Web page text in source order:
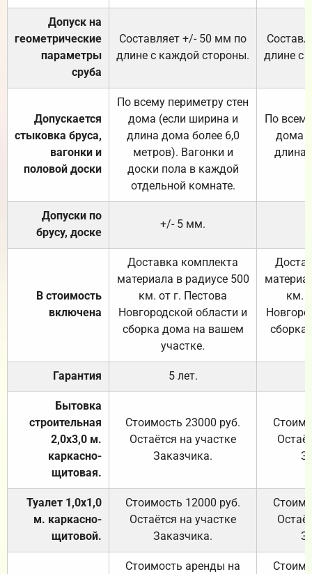
Допуск на
геометрические
параметры
сруба
Составляет +/- 50 мм по
длине с каждой стороны.
длине с
Допускается
стыковка бруса,
вагонки и
половой доски
По всему периметру стен
дома (если ширина и
длина дома более 6,0
метров). Вагонки и
доски пола в каждой
отдельной комнате.
По
дома
длина
Допуски по
брусу, доске
+/- 5 мм.
В стоимость
включена
Доставка комплекта
материала в радиусе 500
км. от г. Пестова
Новгородской области и
сборка дома на вашем
участке.
км.
Гарантия 5 лет.
Бытовка
строительная
2,0х3,0 м.
каркасно-
щитовая.
Стоимость 23000 руб.
Остаётся на участке
Заказчика.
Туалет 1,0х1,0
м. каркасно-
щитовой.
Стоимость 12000 руб.
Остаётся на участке
Заказчика.
Стоимость аренды на